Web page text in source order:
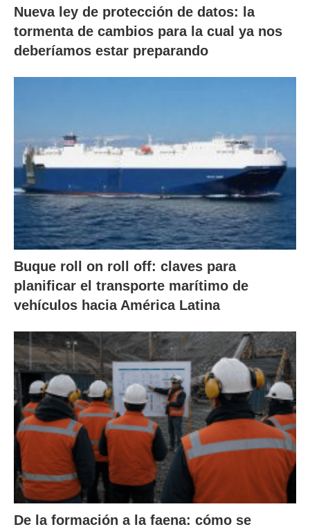
Nueva ley de protección de datos: la
tormenta de cambios para la cual ya nos
deberíamos estar preparando
Buque roll on roll off: claves para
planificar el transporte marítimo de
vehículos hacia América Latina
De la formación a la faena: cómo se